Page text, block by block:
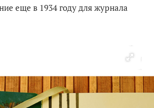
еще в 1934 году для журнала